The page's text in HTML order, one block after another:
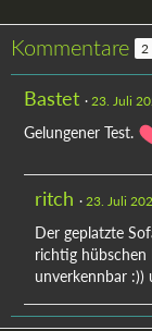
Kommentare 2
Bastet 23. Juli
Gelungener Test.
ritch 23. Juli
Der geplatzte
richtig hübschen
unverkennbar